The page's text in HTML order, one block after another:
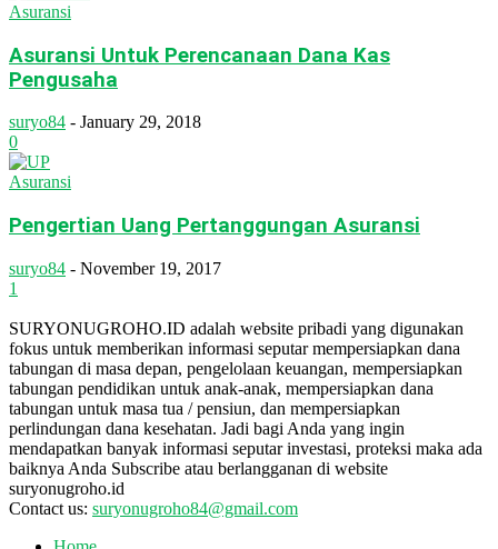
Asuransi
Asuransi Untuk Perencanaan Dana Kas
Pengusaha
suryo84 - January 29, 2018
0
Asuransi
Pengertian Uang Pertanggungan Asuransi
suryo84 - November 19, 2017
1
SURYONUGROHO.ID adalah website pribadi yang digunakan
fokus untuk memberikan informasi seputar mempersiapkan dana
tabungan di masa depan, pengelolaan keuangan, mempersiapkan
tabungan pendidikan untuk anak-anak, mempersiapkan dana
tabungan untuk masa tua / pensiun, dan mempersiapkan
perlindungan dana kesehatan. Jadi bagi Anda yang ingin
mendapatkan banyak informasi seputar investasi, proteksi maka ada
baiknya Anda Subscribe atau berlangganan di website
suryonugroho.id
Contact us: suryonugroho84@gmail.com